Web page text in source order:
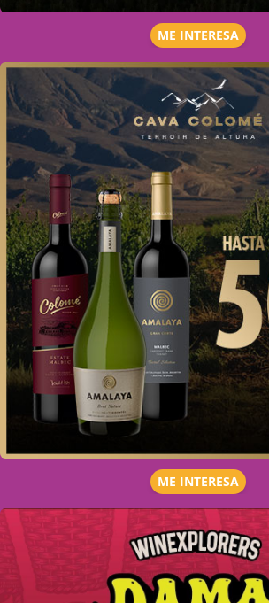
ME INTERESA
ME INTERESA